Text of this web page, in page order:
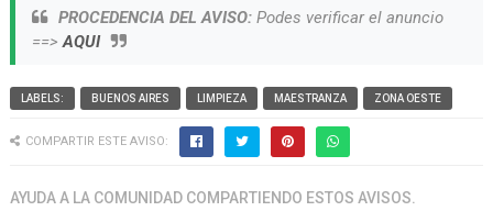
PROCEDENCIA DEL AVISO:Podes verificar el anuncio
==>AQUI
LABELS: BUENOS AIRES LIMPIEZA MAESTRANZA ZONA OESTE
COMPARTIR ESTE AVISO:
AYUDA A LA COMUNIDAD COMPARTIENDO ESTOS AVISOS.